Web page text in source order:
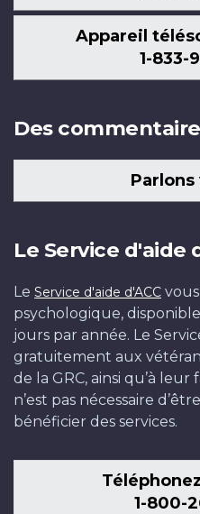
Appareil
1-833-
Des
Le Service d'aide
Le Service d'aide d'ACC
psychologique,
jours par année. Le
gratuitement aux
de la GRC, ainsi qu’à leur
n’est pas nécessaire
bénéficier des services.
1-800-